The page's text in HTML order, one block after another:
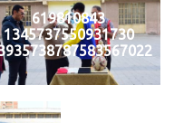
619810843
1345737550931730
n